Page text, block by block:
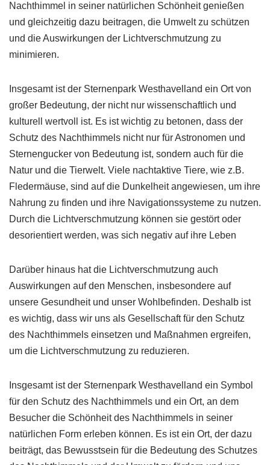
Nachthimmel in seiner natürlichen Schönheit genießen
und gleichzeitig dazu beitragen, die Umwelt zu schützen
und die Auswirkungen der Lichtverschmutzung zu
minimieren.
Insgesamt ist der Sternenpark Westhavelland ein Ort von
großer Bedeutung, der nicht nur wissenschaftlich und
kulturell wertvoll ist. Es ist wichtig zu betonen, dass der
Schutz des Nachthimmels nicht nur für Astronomen und
Sternengucker von Bedeutung ist, sondern auch für die
Natur und die Tierwelt. Viele nachtaktive Tiere, wie z.B.
Fledermäuse, sind auf die Dunkelheit angewiesen, um ihre
Nahrung zu finden und ihre Navigationssysteme zu nutzen.
Durch die Lichtverschmutzung können sie gestört oder
desorientiert werden, was sich negativ auf ihre Leben
Darüber hinaus hat die Lichtverschmutzung auch
Auswirkungen auf den Menschen, insbesondere auf
unsere Gesundheit und unser Wohlbefinden. Deshalb ist
es wichtig, dass wir uns als Gesellschaft für den Schutz
des Nachthimmels einsetzen und Maßnahmen ergreifen,
um die Lichtverschmutzung zu reduzieren.
Insgesamt ist der Sternenpark Westhavelland ein Symbol
für den Schutz des Nachthimmels und ein Ort, an dem
Besucher die Schönheit des Nachthimmels in seiner
natürlichen Form erleben können. Es ist ein Ort, der dazu
beiträgt, das Bewusstsein für die Bedeutung des Schutzes